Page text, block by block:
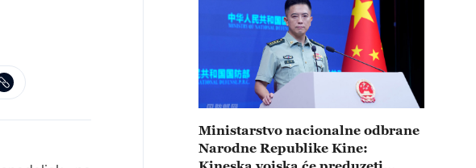
Ministarstvo nacionalne odbrane
Narodne Republike Kine: